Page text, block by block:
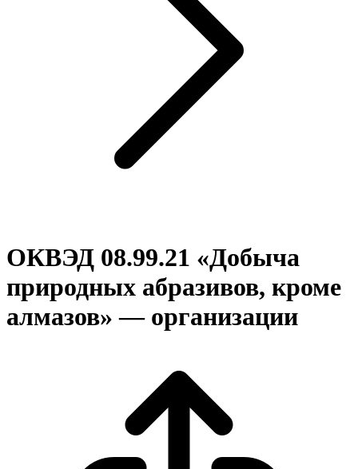
ОКВЭД 08.99.21 «Добыча
природных абразивов, кроме
алмазов» — организации